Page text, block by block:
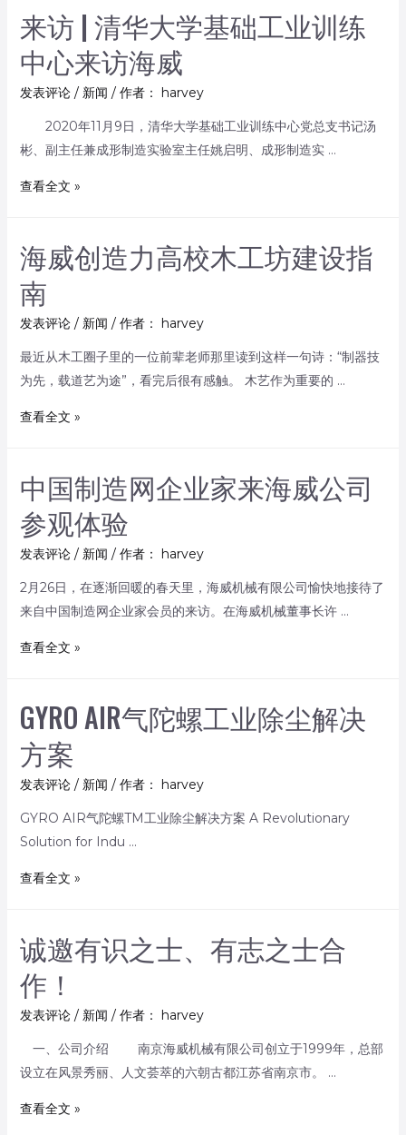
来访 | 清华大学基础工业训练
中心来访海威
发表评论 / 新闻 / 作者： harvey
2020年11月9日，清华大学基础工业训练中心党总支书记汤
彬、副主任兼成形制造实验室主任姚启明、成形制造实 …
查看全文 »
海威创造力高校木工坊建设指
南
发表评论 / 新闻 / 作者： harvey
最近从木工圈子里的一位前辈老师那里读到这样一句诗：“制器技
为先，载道艺为途”，看完后很有感触。 木艺作为重要的 …
查看全文 »
中国制造网企业家来海威公司
参观体验
发表评论 / 新闻 / 作者： harvey
2月26日，在逐渐回暖的春天里，海威机械有限公司愉快地接待了
来自中国制造网企业家会员的来访。在海威机械董事长许 …
查看全文 »
GYRO AIR气陀螺工业除尘解决
方案
发表评论 / 新闻 / 作者： harvey
GYRO AIR气陀螺TM工业除尘解决方案 A Revolutionary
Solution for Indu …
查看全文 »
诚邀有识之士、有志之士合
作！
发表评论 / 新闻 / 作者： harvey
一、公司介绍 南京海威机械有限公司创立于1999年，总部
设立在风景秀丽、人文荟萃的六朝古都江苏省南京市。 …
查看全文 »